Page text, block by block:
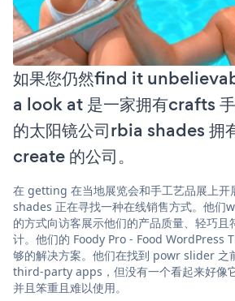
如果您仍然find it
a look at 是一家拥有crafts
的太阳镜公司rbia shades
create 的公司。
在 getting 在当地展览会和手工艺品展上开
shades 正在寻找一种在线销售方式。他们
的方式向访客展示他们的产品质量、轻巧且
计。他们的 Foody Pro - Food WordPress
够的解决方案。他们在找到 powr slider
third-party apps，但没有一个看起来好像
并且笨重且难以使用。